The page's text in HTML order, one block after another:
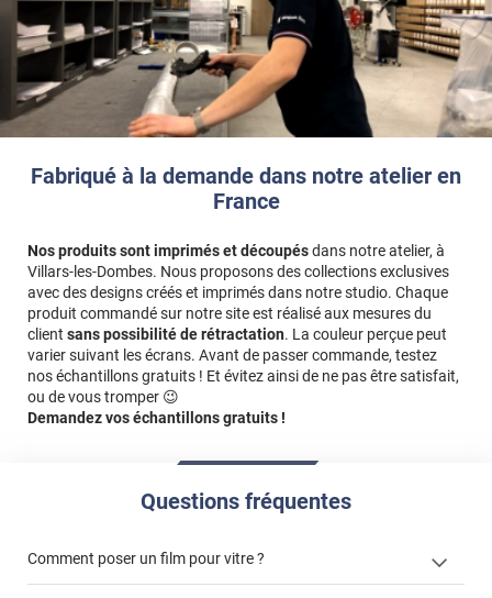
Fabriqué à la demande dans notre atelier en
France
Nos produits sont imprimés et découpésdans notre atelier, à
Villars-les-Dombes. Nous proposons des collections exclusives
avec des designs créés et imprimés dans notre studio. Chaque
produit commandé sur notre site est réalisé aux mesures du
client sans possibilité de rétractation. La couleur perçue peut
varier suivant les écrans. Avant de passer commande, testez
nos échantillons gratuits ! Et évitez ainsi de ne pas être satisfait,
ou de vous tromper 😉
Demandez vos échantillons gratuits !
Questions fréquentes
Comment poser un film pour vitre ?